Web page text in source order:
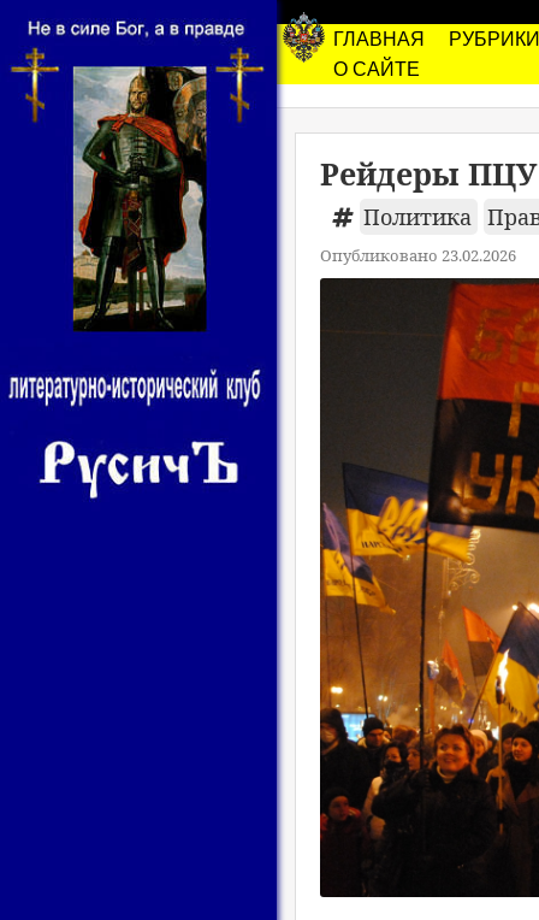
ГЛАВНАЯ
РУБРИКИ
О САЙТЕ
Рейдеры ПЦУ
Политика
Опубликовано 23.02.2026